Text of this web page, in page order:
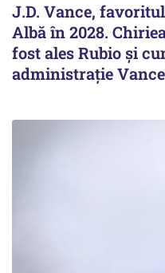
J.D. Vance,
Albă în 2028.
fost ales Rubio și
administrație Vance